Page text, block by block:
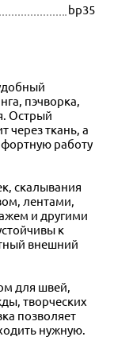
bp35
пэчворка,
Острый
через ткань, а
работу
скалывания
лентами,
и другими
к
внешний
для швей,
творческих
позволяет
нужную.